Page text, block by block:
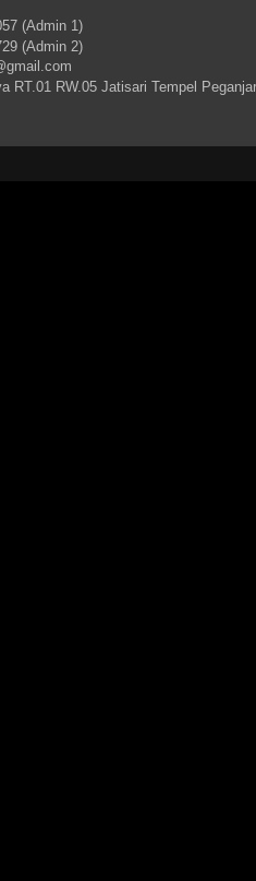
(Admin 1)
(Admin 2)
RT.01 RW.05 Jatisari Tempel